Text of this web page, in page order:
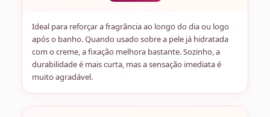
Ideal para reforçar a fragrância ao longo do dia ou logo
após o banho. Quando usado sobre a pele já hidratada
com o creme, a fixação melhora bastante. Sozinho, a
durabilidade é mais curta, mas a sensação imediata é
muito agradável.